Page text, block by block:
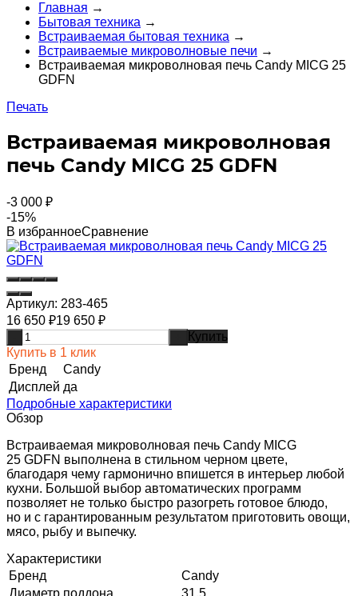
Главная →
Бытовая техника →
Встраиваемая бытовая техника →
Встраиваемые микроволновые печи →
Встраиваемая микроволновая печь Candy MICG 25
GDFN
Печать
Встраиваемая микроволновая
печь Candy MICG 25 GDFN
-3 000 ₽
-15%
В избранноеСравнение
Артикул: 283-465
16 650 ₽19 650 ₽
Купить
Купить в 1 клик
Бренд
Candy
Дисплей да
Подробные характеристики
Обзор
Встраиваемая микроволновая печь Candy MICG
25 GDFN выполнена в стильном черном цвете,
благодаря чему гармонично впишется в интерьер любой
кухни. Большой выбор автоматических программ
позволяет не только быстро разогреть готовое блюдо,
но и с гарантированным результатом приготовить овощи,
мясо, рыбу и выпечку.
Характеристики
Бренд
Candy
Диаметр поддона
31.5